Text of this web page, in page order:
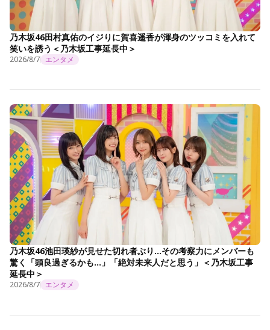
乃木坂46田村真佑のイジりに賀喜遥香が渾身のツッコミを入れて
笑いを誘う＜乃木坂工事延長中＞
2026/8/7 エンタメ
乃木坂46池田瑛紗が見せた切れ者ぶり…その考察力にメンバーも
驚く「頭良過ぎるかも…」「絶対未来人だと思う」＜乃木坂工事
延長中＞
2026/8/7 エンタメ